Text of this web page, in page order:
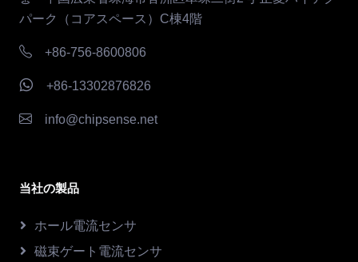
パーク（コアスペース）C棟4階
+86-756-8600806
+86-13302876826
info@chipsense.net
当社の製品
ホール電流センサ
磁束ゲート電流センサ